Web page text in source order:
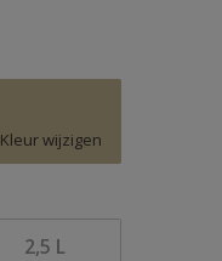
Kleur wijzigen
2,5 L